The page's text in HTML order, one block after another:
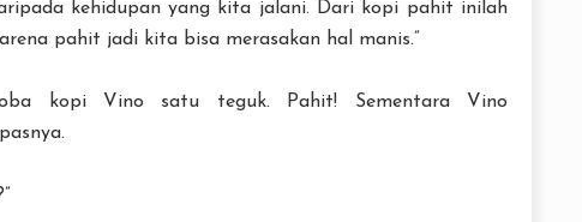
kehidupan yang kita jalani. Dari kopi pahit inilah
pahit jadi kita bisa merasakan hal manis.”
kopi Vino satu teguk. Pahit! Sementara Vino